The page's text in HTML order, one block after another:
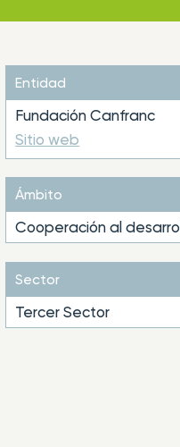
Entidad
Fundación Canfranc
Sitio web
Ámbito
Cooperación al
Sector
Tercer Sector